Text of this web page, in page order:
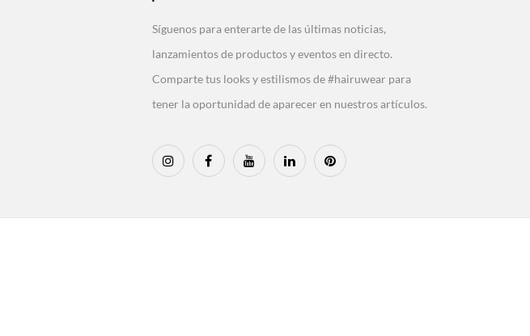
Síguenos para enterarte de las últimas noticias,
lanzamientos de productos y eventos en directo.
Comparte tus looks y estilismos de #hairuwear para
tener la oportunidad de aparecer en nuestros artículos.